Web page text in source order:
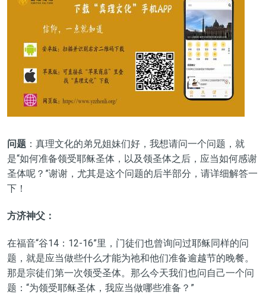
问题：真理文化的弟兄姐妹们好，我想请问一个问题，就
是“如何准备领受耶稣圣体，以及领圣体之后，应当如何感谢
圣体呢？”谢谢，尤其是这个问题的后半部分，请详细解答一
下！
方济神父：
在福音“谷14：12-16”里，门徒们也曾询问过耶稣同样的问
题，就是应当做些什么才能为祂和他们准备逾越节的晚餐。
那是宗徒们第一次领受圣体。那么今天我们也问自己一个问
题：“为领受耶稣圣体，我应当做哪些准备？”